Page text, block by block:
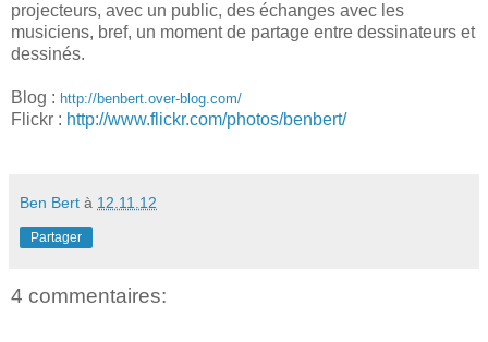
projecteurs, avec un public, des échanges avec les
musiciens, bref, un moment de partage entre dessinateurs et
dessinés.
Blog : http://benbert.over-blog.com/
Flickr : http://www.flickr.com/photos/benbert/
Ben Bert à 12.11.12
Partager
4 commentaires: